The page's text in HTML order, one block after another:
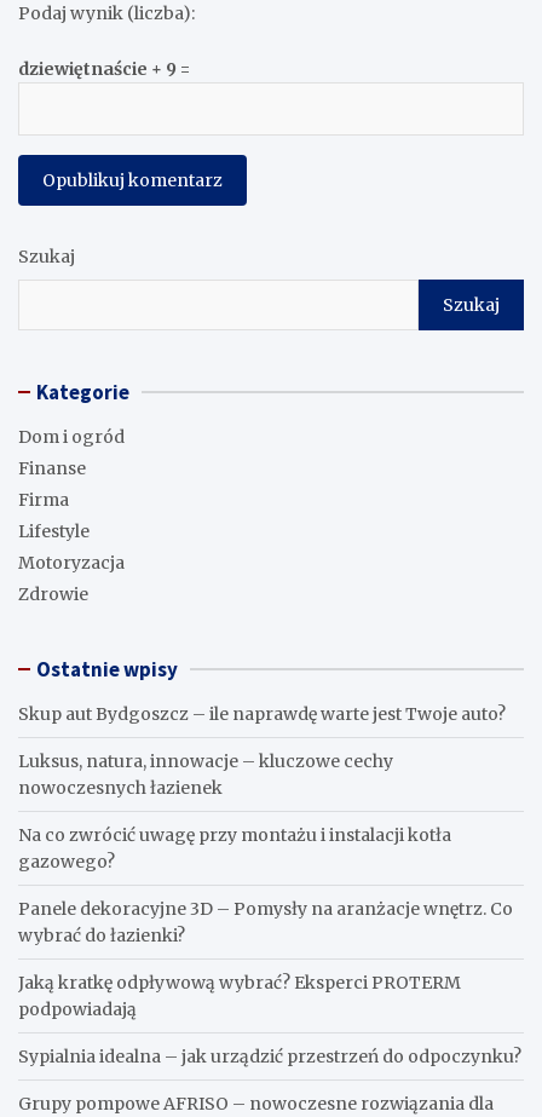
Podaj wynik (liczba):
dziewiętnaście + 9 =
Szukaj
Szukaj
Kategorie
Dom i ogród
Finanse
Firma
Lifestyle
Motoryzacja
Zdrowie
Ostatnie wpisy
Skup aut Bydgoszcz – ile naprawdę warte jest Twoje auto?
Luksus, natura, innowacje – kluczowe cechy
nowoczesnych łazienek
Na co zwrócić uwagę przy montażu i instalacji kotła
gazowego?
Panele dekoracyjne 3D – Pomysły na aranżacje wnętrz. Co
wybrać do łazienki?
Jaką kratkę odpływową wybrać? Eksperci PROTERM
podpowiadają
Sypialnia idealna – jak urządzić przestrzeń do odpoczynku?
Grupy pompowe AFRISO – nowoczesne rozwiązania dla